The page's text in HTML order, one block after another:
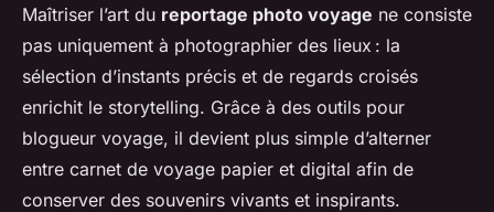
Maîtriser l’art du reportage photo voyage ne consiste
pas uniquement à photographier des lieux : la
sélection d’instants précis et de regards croisés
enrichit le storytelling. Grâce à des outils pour
blogueur voyage, il devient plus simple d’alterner
entre carnet de voyage papier et digital afin de
conserver des souvenirs vivants et inspirants.